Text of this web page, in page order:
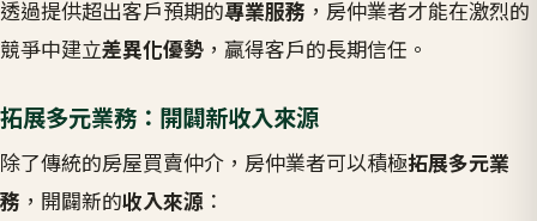
透過提供超出客戶預期的專業服務 ，房仲業者才能在激烈的
競爭中建立差異化優勢 ，贏得客戶的長期信任。
拓展多元業務：開闢新收入來源
除了傳統的房屋買賣仲介，房仲業者可以積極拓展多元業
務 ，開闢新的收入來源 ：